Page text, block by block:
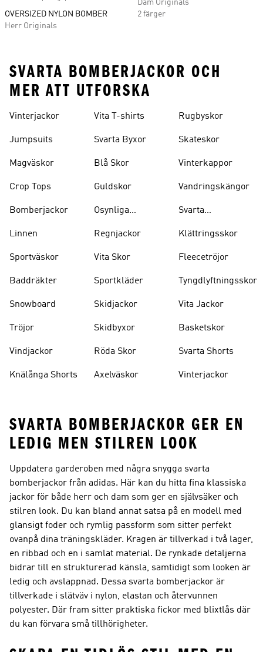
OVERSIZED NYLON BOMBER
Herr Originals
Dam Originals
2 färger
SVARTA BOMBERJACKOR OCH
MER ATT UTFORSKA
Vinterjackor
Jumpsuits
Magväskor
Crop Tops
Bomberjackor
Linnen
Sportväskor
Baddräkter
Snowboard
Tröjor
Vindjackor
Knälånga Shorts
Vita T-shirts
Svarta Byxor
Blå Skor
Guldskor
Osynliga
Regnjackor
Vita Skor
Sportkläder
Skidjackor
Skidbyxor
Röda Skor
Axelväskor
Rugbyskor
Skateskor
Vinterkappor
Vandringskängor
Svarta
Klättringsskor
Fleecetröjor
Tyngdlyftningsskor
Vita Jackor
Basketskor
Svarta Shorts
Vinterjackor
SVARTA BOMBERJACKOR GER EN
LEDIG MEN STILREN LOOK
Uppdatera garderoben med några snygga svarta
bomberjackor från adidas. Här kan du hitta fina klassiska
jackor för både herr och dam som ger en självsäker och
stilren look. Du kan bland annat satsa på en modell med
glansigt foder och rymlig passform som sitter perfekt
ovanpå dina träningskläder. Kragen är tillverkad i två lager,
en ribbad och en i samlat material. De rynkade detaljerna
bidrar till en strukturerad känsla, samtidigt som looken är
ledig och avslappnad. Dessa svarta bomberjackor är
tillverkade i slätväv i nylon, elastan och återvunnen
polyester. Där fram sitter praktiska fickor med blixtlås där
du kan förvara små tillhörigheter.